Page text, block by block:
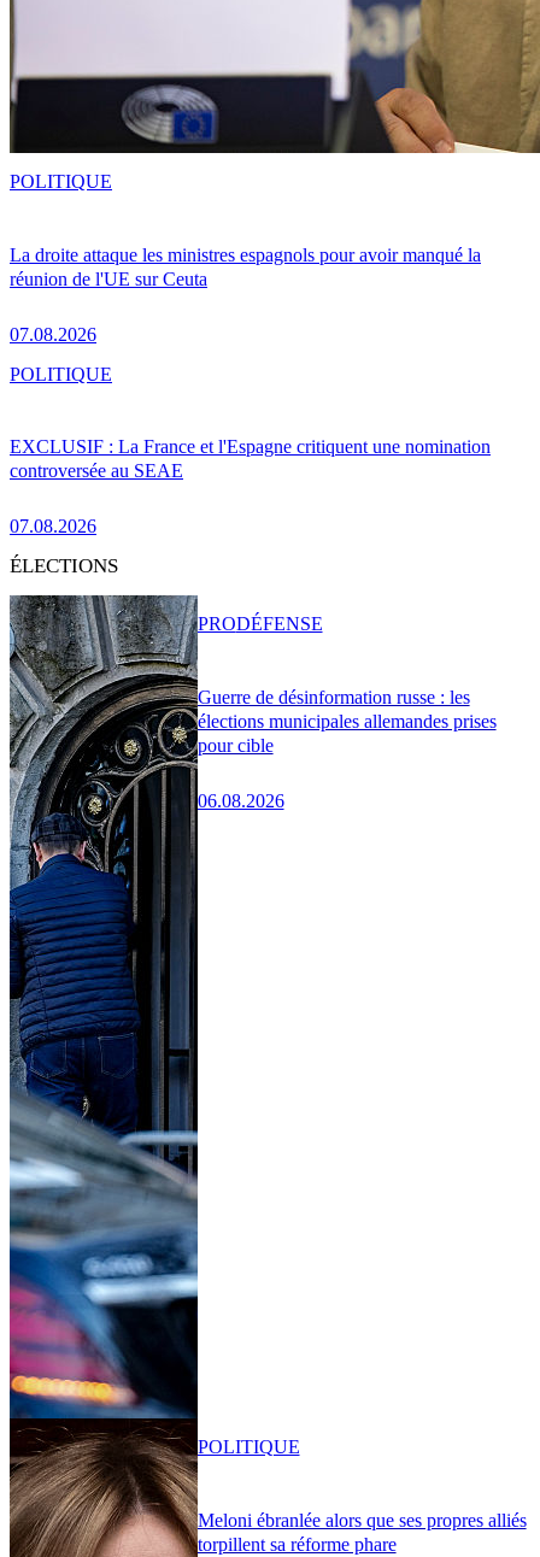
La droite attaque les ministres espagnols pour avoir manqué la
réunion de l'UE sur Ceuta
07.08.2026
POLITIQUE
EXCLUSIF : La France et l'Espagne critiquent une nomination
controversée au SEAE
07.08.2026
POLITIQUE
ÉLECTIONS
Guerre de désinformation russe : les
élections municipales allemandes prises
pour cible
06.08.2026
PRODÉFENSE
Meloni ébranlée alors que ses propres alliés
torpillent sa réforme phare
POLITIQUE